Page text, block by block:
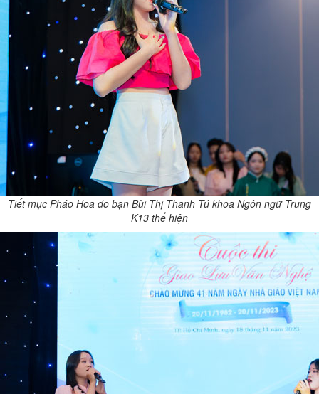
Tiết mục Pháo Hoa do bạn Bùi Thị Thanh Tú khoa Ngôn ngữ Trung
K13 thể hiện